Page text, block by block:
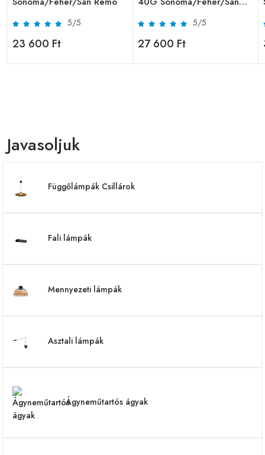
5/5
23 600 Ft
Remo
5/5
27 600 Ft
Javasoljuk
Függőlámpák Csillárok
Fali lámpák
Mennyezeti lámpák
Asztali lámpák
Ágyneműtartós ágyak